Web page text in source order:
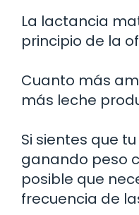
La lactancia
principio de la
Cuanto más
más leche
Si sientes que
ganando peso
posible que
frecuencia de